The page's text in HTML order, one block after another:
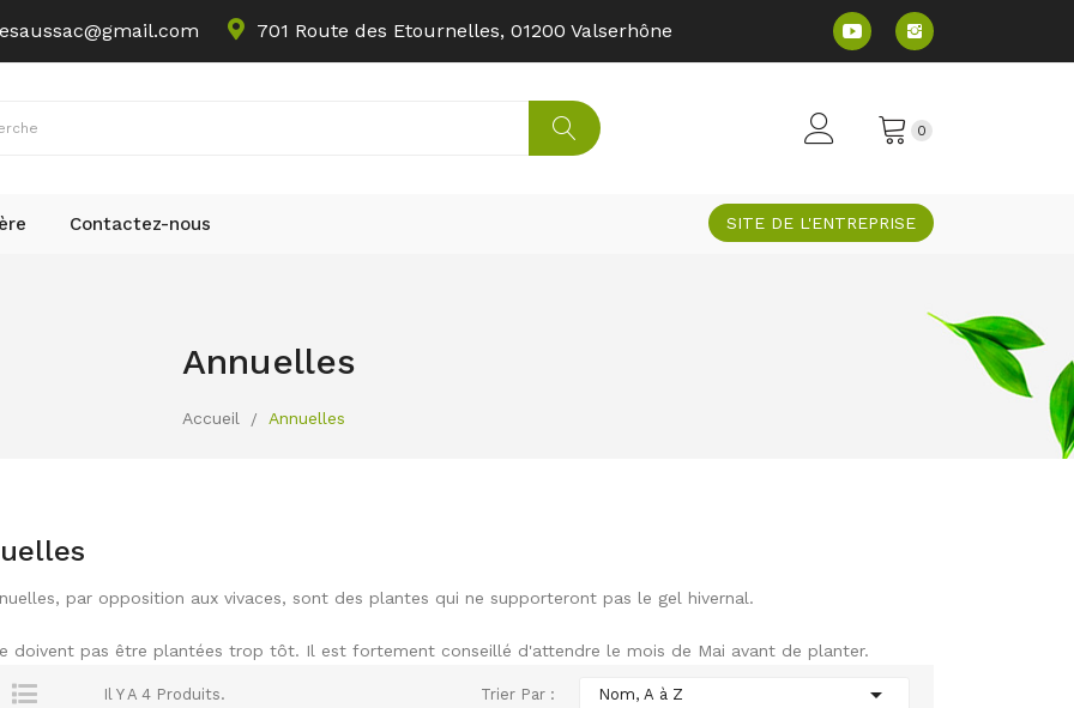
701 Route des Etournelles, 01200 Valserhône​
0
SITE DE L'ENTREPRISE
Contactez-nous
Annuelles
Accueil Annuelles
par opposition aux vivaces, sont des plantes qui ne supporteront pas le gel hivernal.
doivent pas être plantées trop tôt. Il est fortement conseillé d'attendre le mois de Mai avant de planter.
Il Y A 4 Produits. Trier Par : Nom, A à Z 